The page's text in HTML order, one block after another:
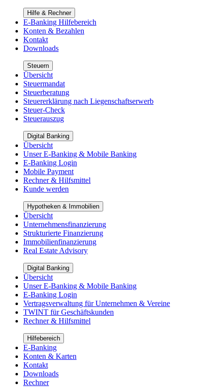
Hilfe & Rechner
E-Banking Hilfebereich
Konten & Bezahlen
Kontakt
Downloads
Steuern
Übersicht
Steuermandat
Steuerberatung
Steuererklärung nach Liegenschaftserwerb
Steuer-Check
Steuerauszug
Digital Banking
Übersicht
Unser E-Banking & Mobile Banking
E-Banking Login
Mobile Payment
Rechner & Hilfsmittel
Kunde werden
Hypotheken & Immobilien
Übersicht
Unternehmensfinanzierung
Strukturierte Finanzierung
Immobilienfinanzierung
Real Estate Advisory
Digital Banking
Übersicht
Unser E-Banking & Mobile Banking
E-Banking Login
Vertragsverwaltung für Unternehmen & Vereine
TWINT für Geschäftskunden
Rechner & Hilfsmittel
Hilfebereich
E-Banking
Konten & Karten
Kontakt
Downloads
Rechner